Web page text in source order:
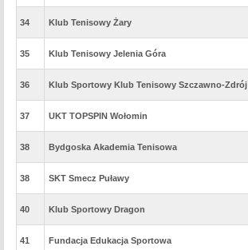
34 Klub Tenisowy Żary
35 Klub Tenisowy Jelenia Góra
36 Klub Sportowy Klub Tenisowy Szczawno-Zdrój
37 UKT TOPSPIN Wołomin
38 Bydgoska Akademia Tenisowa
38 SKT Smecz Puławy
40 Klub Sportowy Dragon
41 Fundacja Edukacja Sportowa